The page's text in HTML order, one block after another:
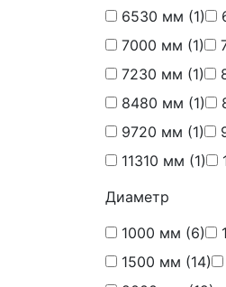
6530 мм (1)
7000 мм (1)
7230 мм (1)
8480 мм (1)
9720 мм (1)
11310 мм (1)
Диаметр
1000 мм (6)
1500 мм (14)